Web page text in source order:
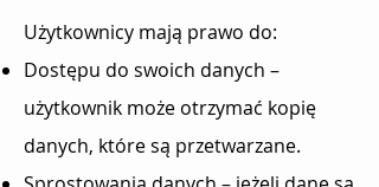
Użytkownicy mają prawo do:
Dostępu do swoich danych –
użytkownik może otrzymać kopię
danych, które są przetwarzane.